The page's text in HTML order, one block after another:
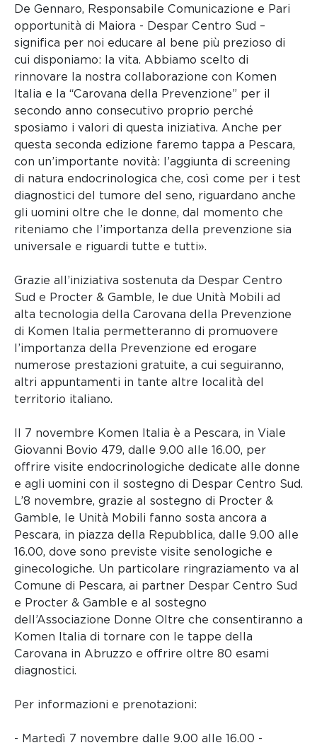
De Gennaro, Responsabile Comunicazione e Pari
opportunità di Maiora - Despar Centro Sud –
significa per noi educare al bene più prezioso di
cui disponiamo: la vita. Abbiamo scelto di
rinnovare la nostra collaborazione con Komen
Italia e la “Carovana della Prevenzione” per il
secondo anno consecutivo proprio perché
sposiamo i valori di questa iniziativa. Anche per
questa seconda edizione faremo tappa a Pescara,
con un’importante novità: l’aggiunta di screening
di natura endocrinologica che, così come per i test
diagnostici del tumore del seno, riguardano anche
gli uomini oltre che le donne, dal momento che
riteniamo che l’importanza della prevenzione sia
universale e riguardi tutte e tutti».
Grazie all’iniziativa sostenuta da Despar Centro
Sud e Procter & Gamble, le due Unità Mobili ad
alta tecnologia della Carovana della Prevenzione
di Komen Italia permetteranno di promuovere
l’importanza della Prevenzione ed erogare
numerose prestazioni gratuite, a cui seguiranno,
altri appuntamenti in tante altre località del
territorio italiano.
Il 7 novembre Komen Italia è a Pescara, in Viale
Giovanni Bovio 479, dalle 9.00 alle 16.00, per
offrire visite endocrinologiche dedicate alle donne
e agli uomini con il sostegno di Despar Centro Sud.
L’8 novembre, grazie al sostegno di Procter &
Gamble, le Unità Mobili fanno sosta ancora a
Pescara, in piazza della Repubblica, dalle 9.00 alle
16.00, dove sono previste visite senologiche e
ginecologiche. Un particolare ringraziamento va al
Comune di Pescara, ai partner Despar Centro Sud
e Procter & Gamble e al sostegno
dell’Associazione Donne Oltre che consentiranno a
Komen Italia di tornare con le tappe della
Carovana in Abruzzo e offrire oltre 80 esami
diagnostici.
Per informazioni e prenotazioni:
- Martedì 7 novembre dalle 9.00 alle 16.00 -